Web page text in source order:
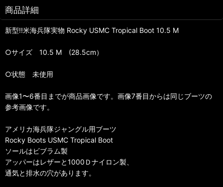
商品詳細
新型!!米海兵隊実物 Rocky USMC Tropical Boot 10.5 M
○サイズ 10.5 M (28.5cm）
○状態 未使用
画像1〜6番目までが商品画像です。画像7番目からは同じブーツの
参考画像です。
アメリカ海兵隊ジャングル用ブーツ
Rocky Boots USMC Tropical Boot
ソールはビブラム製
アッパーはレザーと1000Ｄナイロン製、
通気と排水の穴があります。